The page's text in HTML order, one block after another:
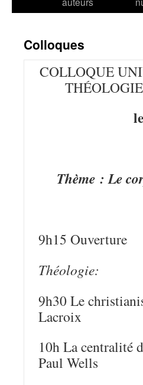
Colloques
COLLOQUE
Thème : Le
9h15 Ouverture
Théologie:
9h30 Le
Lacroix
10h La centralité
Paul Wells